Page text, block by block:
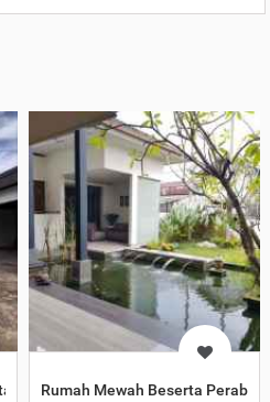
Perabot
Rumah Mewah Beserta Perabot